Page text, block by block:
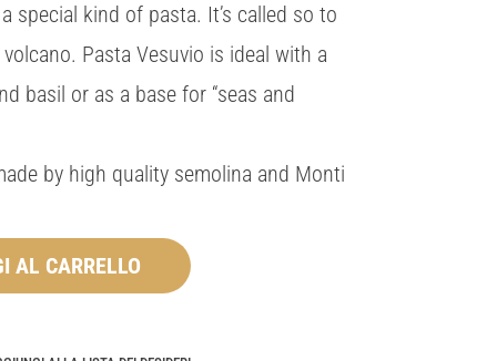
special kind of pasta. It’s called so to
Pasta Vesuvio is ideal with a
basil or as a base for “seas and
by high quality semolina and Monti
AL CARRELLO